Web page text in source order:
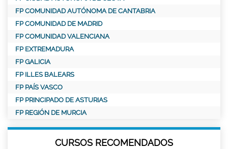
FP COMUNIDAD AUTÓNOMA DE CANTABRIA
FP COMUNIDAD DE MADRID
FP COMUNIDAD VALENCIANA
FP EXTREMADURA
FP GALICIA
FP ILLES BALEARS
FP PAÍS VASCO
FP PRINCIPADO DE ASTURIAS
FP REGIÓN DE MURCIA
CURSOS RECOMENDADOS